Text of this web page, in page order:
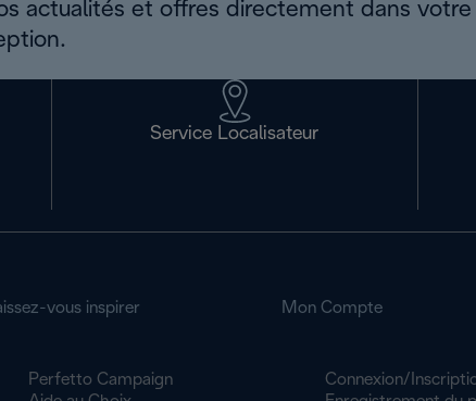
actualités et offres directement dans
Service Localisateur
vous inspirer
Perfetto Campaign
Mon Compte
Connexion/